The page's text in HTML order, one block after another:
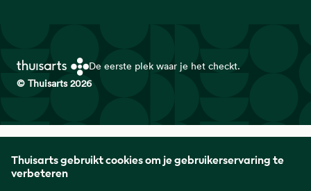
Thuisarts gebruikt cookies om je gebruikerservaring te
verbeteren
De eerste plek waar je het checkt.
© Thuisarts 2026
Huisartsen Genootschap met de Federatie Medisch
Specialisten en Patiëntenfederatie Nederland.